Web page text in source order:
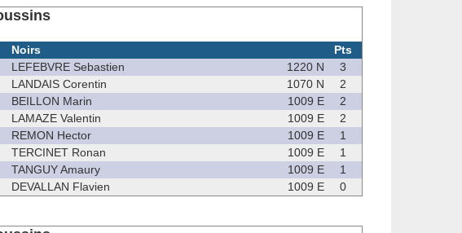
Noirs
Pts
LEFEBVRE Sebastien 1220 N
3
LANDAIS Corentin 1070 N
2
BEILLON Marin 1009 E
2
LAMAZE Valentin 1009 E
2
REMON Hector 1009 E
1
TERCINET Ronan 1009 E
1
TANGUY Amaury 1009 E
1
DEVALLAN Flavien 1009 E 0